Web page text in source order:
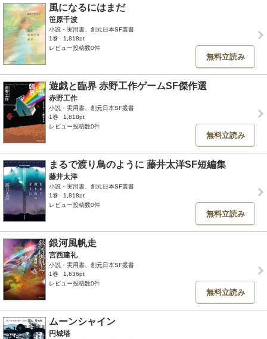
風になるにはまだ
笹原千波
小説・実用書、創元日本SF叢書
1巻
1,818pt
レビュー投稿数0件
無料立読み
遊戯と臨界 赤野工作ゲームSF傑作選
赤野工作
小説・実用書、創元日本SF叢書
1巻
1,818pt
レビュー投稿数0件
無料立読み
まるで渡り鳥のように 藤井太洋SF短編集
藤井太洋
小説・実用書、創元日本SF叢書
1巻
1,818pt
レビュー投稿数0件
無料立読み
銀河風帆走
宮西建礼
小説・実用書、創元日本SF叢書
1巻
1,636pt
レビュー投稿数0件
無料立読み
ムーンシャイン
円城塔